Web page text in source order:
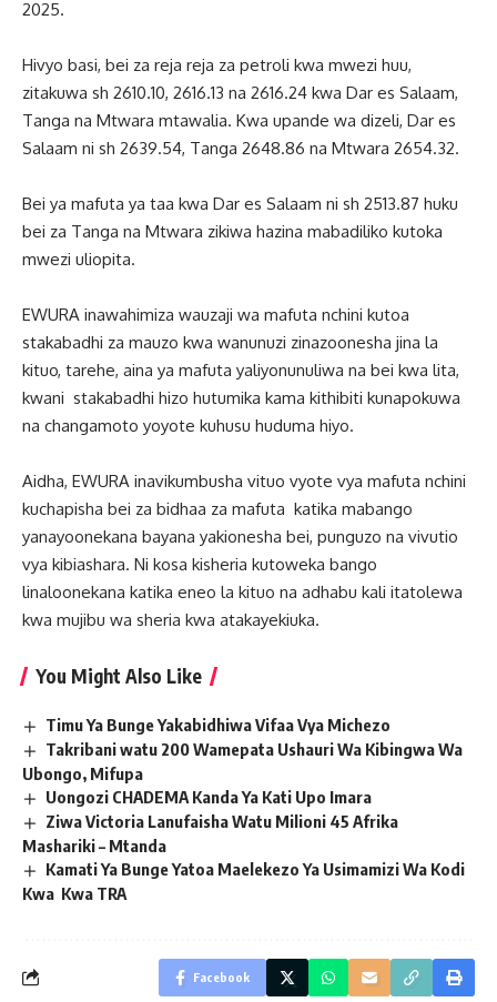
2025.
Hivyo basi, bei za reja reja za petroli kwa mwezi huu,
zitakuwa sh 2610.10, 2616.13 na 2616.24 kwa Dar es Salaam,
Tanga na Mtwara mtawalia. Kwa upande wa dizeli, Dar es
Salaam ni sh 2639.54, Tanga 2648.86 na Mtwara 2654.32.
Bei ya mafuta ya taa kwa Dar es Salaam ni sh 2513.87 huku
bei za Tanga na Mtwara zikiwa hazina mabadiliko kutoka
mwezi uliopita.
EWURA inawahimiza wauzaji wa mafuta nchini kutoa
stakabadhi za mauzo kwa wanunuzi zinazoonesha jina la
kituo, tarehe, aina ya mafuta yaliyonunuliwa na bei kwa lita,
kwani stakabadhi hizo hutumika kama kithibiti kunapokuwa
na changamoto yoyote kuhusu huduma hiyo.
Aidha, EWURA inavikumbusha vituo vyote vya mafuta nchini
kuchapisha bei za bidhaa za mafuta katika mabango
yanayoonekana bayana yakionesha bei, punguzo na vivutio
vya kibiashara. Ni kosa kisheria kutoweka bango
linaloonekana katika eneo la kituo na adhabu kali itatolewa
kwa mujibu wa sheria kwa atakayekiuka.
You Might Also Like
Timu Ya Bunge Yakabidhiwa Vifaa Vya Michezo
Takribani watu 200 Wamepata Ushauri Wa Kibingwa Wa
Ubongo, Mifupa
Uongozi CHADEMA Kanda Ya Kati Upo Imara
Ziwa Victoria Lanufaisha Watu Milioni 45 Afrika
Mashariki – Mtanda
Kamati Ya Bunge Yatoa Maelekezo Ya Usimamizi Wa Kodi
Kwa Kwa TRA
Facebook